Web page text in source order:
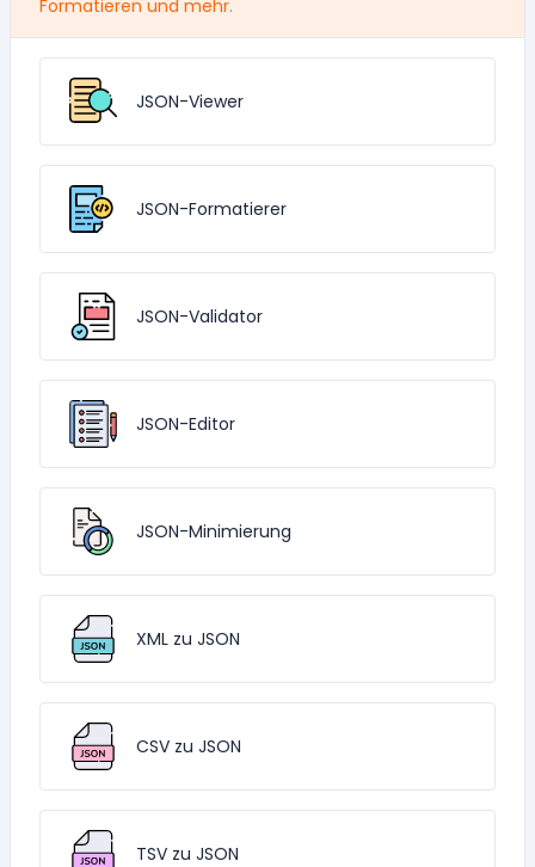
Formatieren und mehr.
JSON-Viewer
JSON-Formatierer
JSON-Validator
JSON-Editor
JSON-Minimierung
XML zu JSON
CSV zu JSON
TSV zu JSON